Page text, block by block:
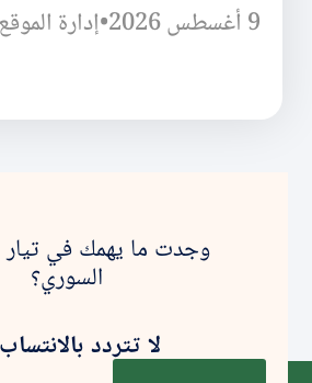
9 أغسطس 2026
•إدارة الموقع
وجدت ما يهمك في تيار
السوري؟
لا تتردد